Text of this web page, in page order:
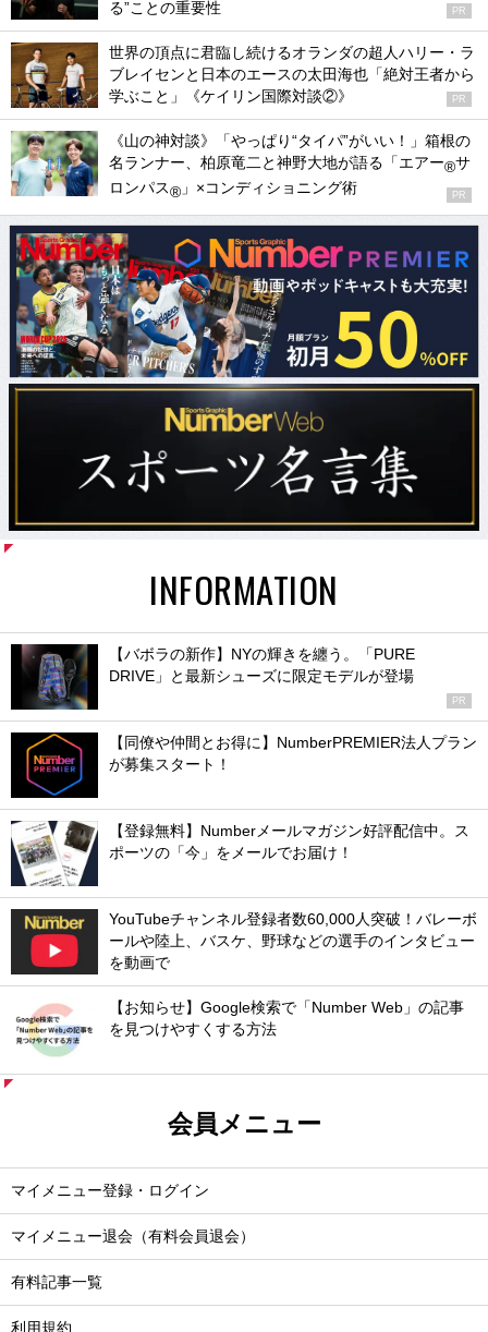
る”ことの重要性
PR
世界の頂点に君臨し続けるオランダの超人ハリー・ラ
ブレイセンと日本のエースの太田海也「絶対王者から
学ぶこと」《ケイリン国際対談②》
PR
《山の神対談》「やっぱり“タイパ”がいい！」箱根の
名ランナー、柏原竜二と神野大地が語る「エアー®サ
ロンパス® 」×コンディショニング術 PR
INFORMATION
【バボラの新作】NYの輝きを纏う。「PURE
DRIVE」と最新シューズに限定モデルが登場
PR
【同僚や仲間とお得に】NumberPREMIER法人プラン
が募集スタート！
【登録無料】Numberメールマガジン好評配信中。ス
ポーツの「今」をメールでお届け！
YouTubeチャンネル登録者数60,000人突破！バレーボ
ールや陸上、バスケ、野球などの選手のインタビュー
を動画で
【お知らせ】Google検索で「Number Web」の記事
を見つけやすくする方法
会員メニュー
マイメニュー登録・ログイン
マイメニュー退会（有料会員退会）
有料記事一覧
利用規約